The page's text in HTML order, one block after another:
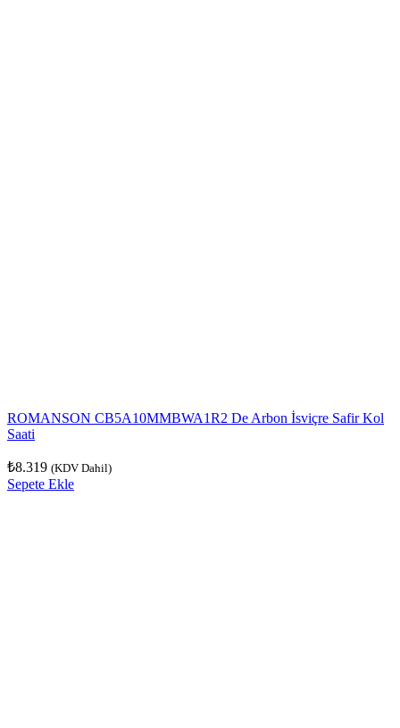
ROMANSON CB5A10MMBWA1R2 De Arbon İsviçre Safir Kol
Saati
₺8.319 (KDV Dahil)
Sepete Ekle